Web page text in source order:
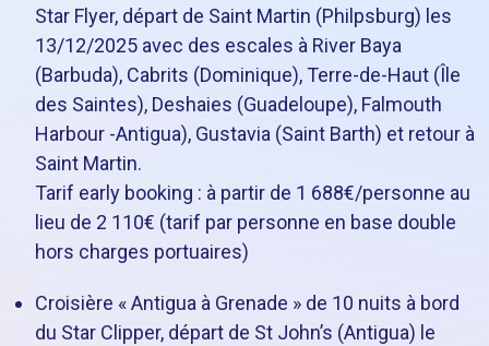
Star Flyer, départ de Saint Martin (Philpsburg) les
13/12/2025 avec des escales à River Baya
(Barbuda), Cabrits (Dominique), Terre-de-Haut (Île
des Saintes), Deshaies (Guadeloupe), Falmouth
Harbour -Antigua), Gustavia (Saint Barth) et retour à
Saint Martin.
Tarif early booking : à partir de 1 688€/personne au
lieu de 2 110€ (tarif par personne en base double
hors charges portuaires)
Croisière « Antigua à Grenade » de 10 nuits à bord
du Star Clipper, départ de St John’s (Antigua) le